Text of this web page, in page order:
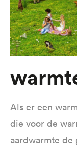
Als er een
die voor de
aardwarmte de